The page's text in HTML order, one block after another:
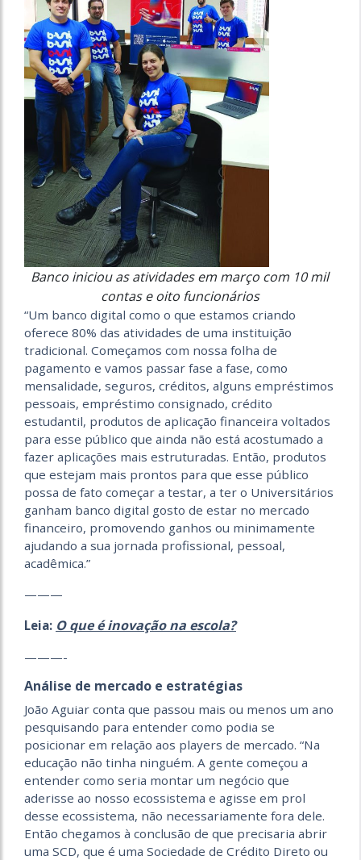
Banco iniciou as atividades em março com 10 mil
contas e oito funcionários
“Um banco digital como o que estamos criando
oferece 80% das atividades de uma instituição
tradicional. Começamos com nossa folha de
pagamento e vamos passar fase a fase, como
mensalidade, seguros, créditos, alguns empréstimos
pessoais, empréstimo consignado, crédito
estudantil, produtos de aplicação financeira voltados
para esse público que ainda não está acostumado a
fazer aplicações mais estruturadas. Então, produtos
que estejam mais prontos para que esse público
possa de fato começar a testar, a ter o Universitários
ganham banco digital gosto de estar no mercado
financeiro, promovendo ganhos ou minimamente
ajudando a sua jornada profissional, pessoal,
acadêmica.”
———
Leia: O que é inovação na escola?
———-
Análise de mercado e estratégias
João Aguiar conta que passou mais ou menos um ano
pesquisando para entender como podia se
posicionar em relação aos players de mercado. “Na
educação não tinha ninguém. A gente começou a
entender como seria montar um negócio que
aderisse ao nosso ecossistema e agisse em prol
desse ecossistema, não necessariamente fora dele.
Então chegamos à conclusão de que precisaria abrir
uma SCD, que é uma Sociedade de Crédito Direto ou